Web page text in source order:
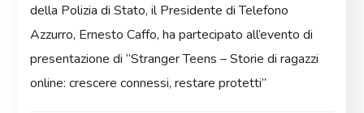
della Polizia di Stato, il Presidente di Telefono
Azzurro, Ernesto Caffo, ha partecipato all’evento di
presentazione di “Stranger Teens – Storie di ragazzi
online: crescere connessi, restare protetti”